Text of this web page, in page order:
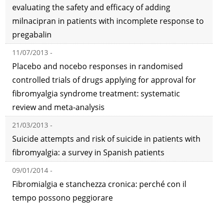
evaluating the safety and efficacy of adding
milnacipran in patients with incomplete response to
pregabalin
11/07/2013 -
Placebo and nocebo responses in randomised
controlled trials of drugs applying for approval for
fibromyalgia syndrome treatment: systematic
review and meta-analysis
21/03/2013 -
Suicide attempts and risk of suicide in patients with
fibromyalgia: a survey in Spanish patients
09/01/2014 -
Fibromialgia e stanchezza cronica: perché con il
tempo possono peggiorare